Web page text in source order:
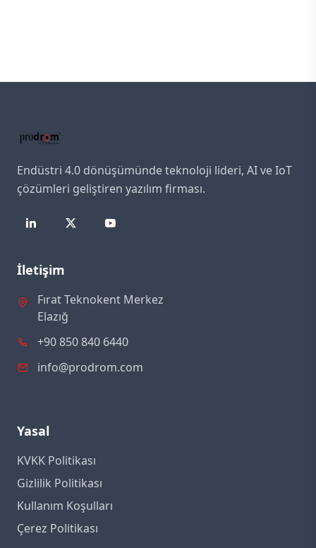
Endüstri 4.0 dönüşümünde teknoloji lideri, AI ve IoT
çözümleri geliştiren yazılım firması.
İletişim
Fırat Teknokent Merkez
Elazığ
+90 850 840 6440
info@prodrom.com
Yasal
KVKK Politikası
Gizlilik Politikası
Kullanım Koşulları
Çerez Politikası